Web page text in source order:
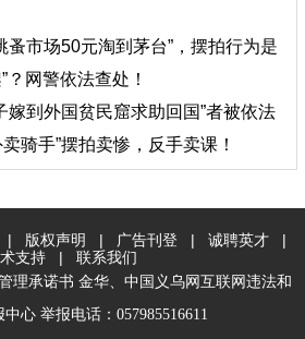
蚤市场50元淘到茅台”，摆拍行为是
？网警依法查处！
嫁到外国贫民窟求助回国”者被依法
骑手”摆拍卖惨，反手卖课！
| 版权声明 | 广告刊登 | 诚聘英才
|
支持
| 联系我们
理承诺书 金华
中国义乌网互联网违法和
中心 举报电话：057985516611